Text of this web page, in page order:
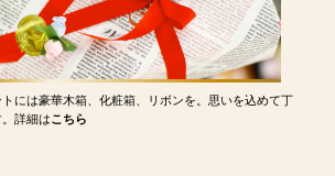
には豪華木箱、化粧箱、リボンを。思いを込めて丁
詳細はこちら